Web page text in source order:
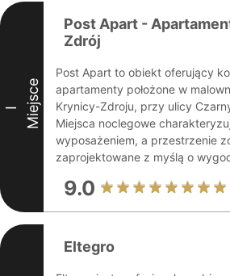
I Miejsce
Post Apart -
Zdrój
Post Apart to obiekt oferujący
apartamenty położone w
Krynicy-Zdroju, przy ulicy
Miejsca noclegowe
wyposażeniem, a przestrzenie
zaprojektowane z myślą o
9.0
Eltegro